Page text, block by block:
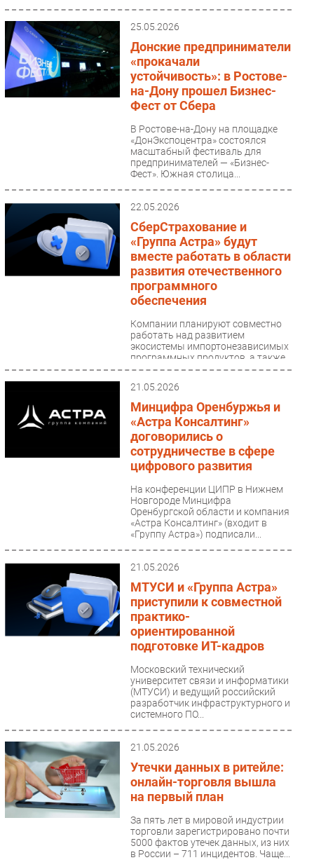
IT класс
Тестовый стенд
Каталог компаний
25.05.2026
Донские предприниматели
«прокачали
устойчивость»: в Ростове-
на-Дону прошел Бизнес-
Фест от Сбера
В Ростове-на-Дону на площадке
«ДонЭкспоцентра» состоялся
масштабный фестиваль для
предпринимателей — «Бизнес-
Фест». Южная столица...
22.05.2026
СберСтрахование и
«Группа Астра» будут
вместе работать в области
развития отечественного
программного
обеспечения
Компании планируют совместно
работать над развитием
экосистемы импортонезависимых
программных продуктов, а также
подготовкой ИТ-кадров...
21.05.2026
Минцифра Оренбуржья и
«Астра Консалтинг»
договорились о
сотрудничестве в сфере
цифрового развития
На конференции ЦИПР в Нижнем
Новгороде Минцифра
Оренбургской области и компания
«Астра Консалтинг» (входит в
«Группу Астра») подписали...
21.05.2026
МТУСИ и «Группа Астра»
приступили к совместной
практико-
ориентированной
подготовке ИТ-кадров
Московский технический
университет связи и информатики
(МТУСИ) и ведущий российский
разработчик инфраструктурного и
системного ПО...
21.05.2026
Утечки данных в ритейле:
онлайн-торговля вышла
на первый план
За пять лет в мировой индустрии
торговли зарегистрировано почти
5000 фактов утечек данных, из них
в России – 711 инцидентов. Чаще...